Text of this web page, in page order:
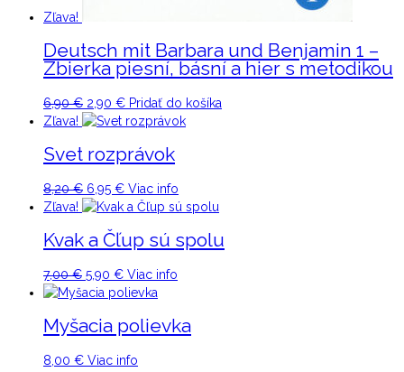
Zľava!
Deutsch mit Barbara und Benjamin 1 –
Zbierka piesní, básní a hier s metodikou
6,90€ Original
price
6,90 €.
2,90 €Current
price
2,90 €.
Pridať do košíka
Zľava!
Svet rozprávok
8,20€ Original
price
8,20 €.
6,95 €Current
price
6,95 €.
Viac info
Zľava!
Kvak a Čľup sú spolu
7,00€ Original
price
7,00 €.
5,90 €Current
price
5,90 €.
Viac info
Myšacia polievka
8,00 € Viac info